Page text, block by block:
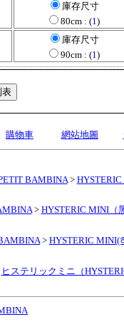
庫存尺寸
80cm : (1)
庫存尺寸
90cm : (1)
購物車 網站地圖
BAMBINA>
> HYSTERIC MINI（
> HYSTERIC MINI(
ヒステリックミニ（